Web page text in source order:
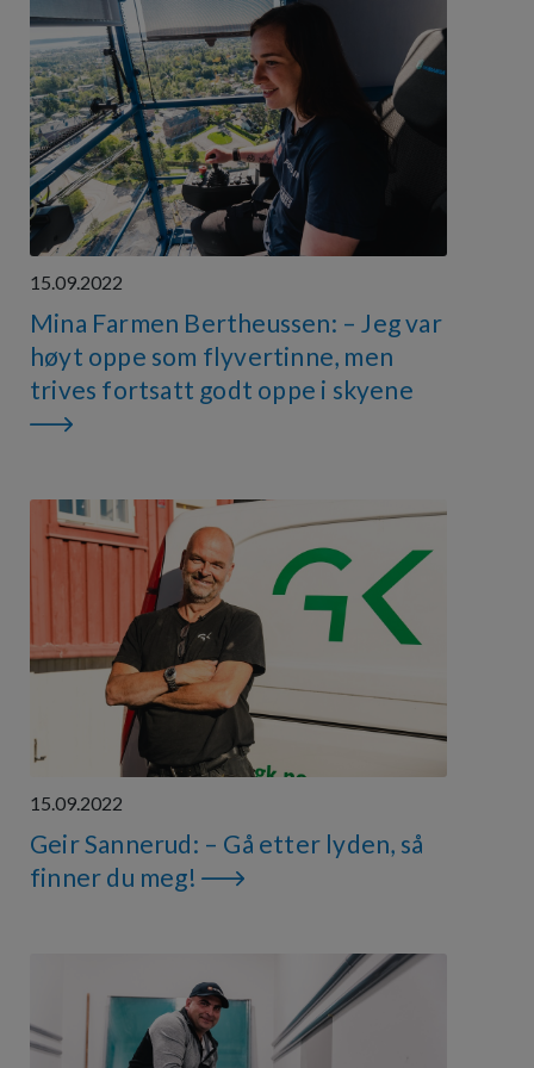
15.09.2022
Mina Farmen Bertheussen: – Jeg var
høyt oppe som flyvertinne, men
trives fortsatt godt oppe i skyene
15.09.2022
Geir Sannerud: – Gå etter lyden, så
finner du meg!